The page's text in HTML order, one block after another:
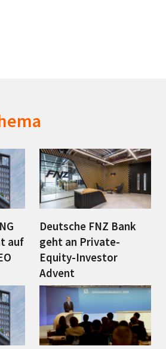
auf
Deutsche FNZ Bank
geht an Private-
Equity-Investor
Advent